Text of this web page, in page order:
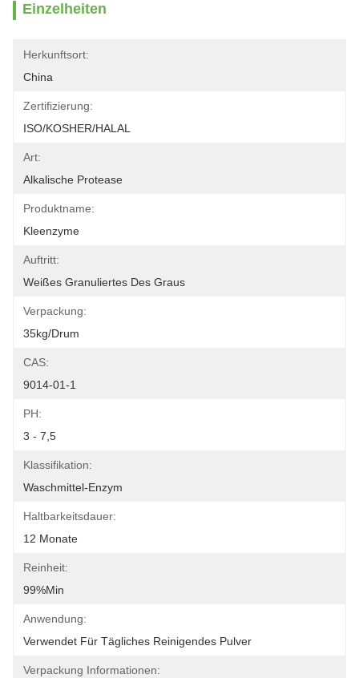
Einzelheiten
Herkunftsort:
China
Zertifizierung:
ISO/KOSHER/HALAL
Art:
Alkalische Protease
Produktname:
Kleenzyme
Auftritt:
Weißes Granuliertes Des Graus
Verpackung:
35kg/drum
CAS:
9014-01-1
PH:
3 - 7,5
Klassifikation:
Waschmittel-Enzym
Haltbarkeitsdauer:
12 Monate
Reinheit:
99%min
Anwendung:
Verwendet Für Tägliches Reinigendes Pulver
Verpackung Informationen: